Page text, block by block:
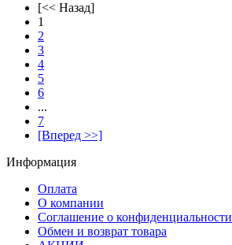
[<< Назад]
1
2
3
4
5
6
...
7
[Вперед >>]
Информация
Оплата
О компании
Соглашение о конфиденциальности
Обмен и возврат товара